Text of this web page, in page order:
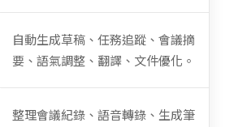
自動生成草稿、任務追蹤、會議摘
要、語氣調整、翻譯、文件優化。
整理會議紀錄、語音轉錄、生成筆